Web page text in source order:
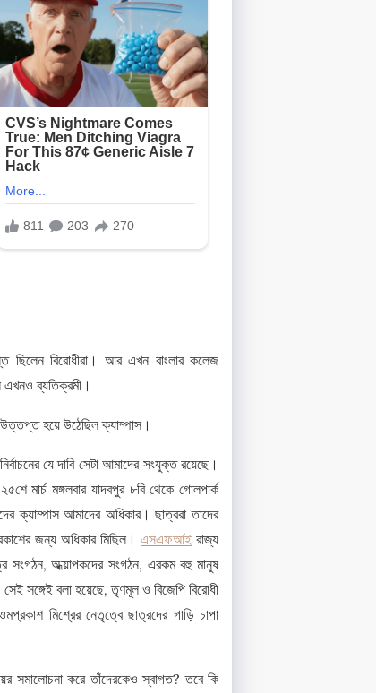
বিরোধীরা। আর এখন বাংলার কলেজ
এখনও ব্যতিক্রমী।
উত্তপ্ত হয়ে উঠেছিল ক্যাম্পাস।
যে দাবি সেটা আমাদের সংযুক্ত রয়েছে।
মার্চ মঙ্গলবার যাদবপুর ৮বি থেকে গোলপার্ক
ক্যাম্পাস আমাদের অধিকার। ছাত্ররা তাদের
জন্য অধিকার মিছিল। এসএফআইরাজ্য
সংগঠন, অধ্য়াপকদের সংগঠন, এরকম বহু মানুষ
সঙ্গেই বলা হয়েছে, তৃণমূল ও বিজেপি বিরোধী
মিশ্রের নেতৃত্বে ছাত্রদের গাড়ি চাপা
সমালোচনা করে তাঁদেরকেও স্বাগত? তবে কি